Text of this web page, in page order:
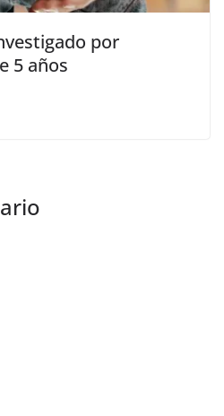
por
5 años